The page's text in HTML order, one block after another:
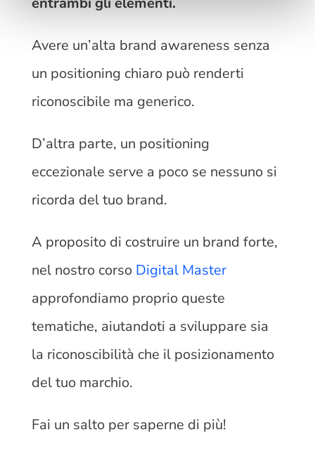
Avere un’alta brand awareness senza
un positioning chiaro può renderti
riconoscibile ma generico.
D’altra parte, un positioning
eccezionale serve a poco se nessuno si
ricorda del tuo brand.
A proposito di costruire un brand forte,
nel nostro corso Digital Master
approfondiamo proprio queste
tematiche, aiutandoti a sviluppare sia
la riconoscibilità che il posizionamento
del tuo marchio.
Fai un salto per saperne di più!